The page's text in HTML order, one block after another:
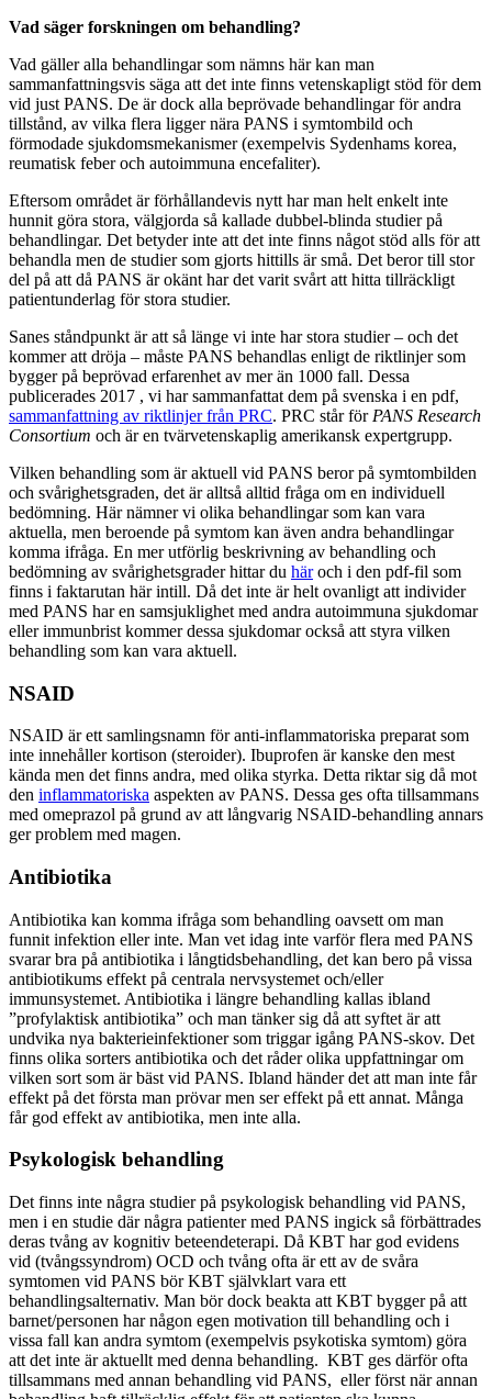
Vad säger forskningen om behandling?
Vad gäller alla behandlingar som nämns här kan man
sammanfattningsvis säga att det inte finns vetenskapligt stöd för dem
vid just PANS. De är dock alla beprövade behandlingar för andra
tillstånd, av vilka flera ligger nära PANS i symtombild och
förmodade sjukdomsmekanismer (exempelvis Sydenhams korea,
reumatisk feber och autoimmuna encefaliter).
Eftersom området är förhållandevis nytt har man helt enkelt inte
hunnit göra stora, välgjorda så kallade dubbel-blinda studier på
behandlingar. Det betyder inte att det inte finns något stöd alls för att
behandla men de studier som gjorts hittills är små. Det beror till stor
del på att då PANS är okänt har det varit svårt att hitta tillräckligt
patientunderlag för stora studier.
Sanes ståndpunkt är att så länge vi inte har stora studier – och det
kommer att dröja – måste PANS behandlas enligt de riktlinjer som
bygger på beprövad erfarenhet av mer än 1000 fall. Dessa
publicerades 2017 , vi har sammanfattat dem på svenska i en pdf,
sammanfattning av riktlinjer från PRC. PRC står för PANS Research
Consortium och är en tvärvetenskaplig amerikansk expertgrupp.
Vilken behandling som är aktuell vid PANS beror på symtombilden
och svårighetsgraden, det är alltså alltid fråga om en individuell
bedömning. Här nämner vi olika behandlingar som kan vara
aktuella, men beroende på symtom kan även andra behandlingar
komma ifråga. En mer utförlig beskrivning av behandling och
bedömning av svårighetsgrader hittar du häroch i den pdf-fil som
finns i faktarutan här intill. Då det inte är helt ovanligt att individer
med PANS har en samsjuklighet med andra autoimmuna sjukdomar
eller immunbrist kommer dessa sjukdomar också att styra vilken
behandling som kan vara aktuell.
NSAID
NSAID är ett samlingsnamn för anti-inflammatoriska preparat som
inte innehåller kortison (steroider). Ibuprofen är kanske den mest
kända men det finns andra, med olika styrka. Detta riktar sig då mot
den inflammatoriska aspekten av PANS. Dessa ges ofta tillsammans
med omeprazol på grund av att långvarig NSAID-behandling annars
ger problem med magen.
Antibiotika
Antibiotika kan komma ifråga som behandling oavsett om man
funnit infektion eller inte. Man vet idag inte varför flera med PANS
svarar bra på antibiotika i långtidsbehandling, det kan bero på vissa
antibiotikums effekt på centrala nervsystemet och/eller
immunsystemet. Antibiotika i längre behandling kallas ibland
”profylaktisk antibiotika” och man tänker sig då att syftet är att
undvika nya bakterieinfektioner som triggar igång PANS-skov. Det
finns olika sorters antibiotika och det råder olika uppfattningar om
vilken sort som är bäst vid PANS. Ibland händer det att man inte får
effekt på det första man prövar men ser effekt på ett annat. Många
får god effekt av antibiotika, men inte alla.
Psykologisk behandling
Det finns inte några studier på psykologisk behandling vid PANS,
men i en studie där några patienter med PANS ingick så förbättrades
deras tvång av kognitiv beteendeterapi. Då KBT har god evidens
vid (tvångssyndrom) OCD och tvång ofta är ett av de svåra
symtomen vid PANS bör KBT självklart vara ett
behandlingsalternativ. Man bör dock beakta att KBT bygger på att
barnet/personen har någon egen motivation till behandling och i
vissa fall kan andra symtom (exempelvis psykotiska symtom) göra
att det inte är aktuellt med denna behandling. KBT ges därför ofta
tillsammans med annan behandling vid PANS, eller först när annan